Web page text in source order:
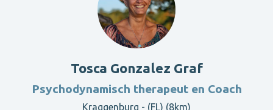
Tosca Gonzalez Graf
Psychodynamisch therapeut en Coach
Kraggenburg - (FL) (8km)